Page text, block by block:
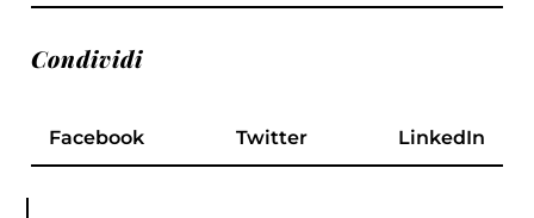
Condividi
Facebook Twitter LinkedIn